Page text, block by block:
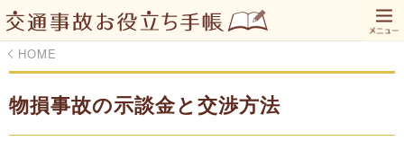
HOME
物損事故の示談金と交渉方法